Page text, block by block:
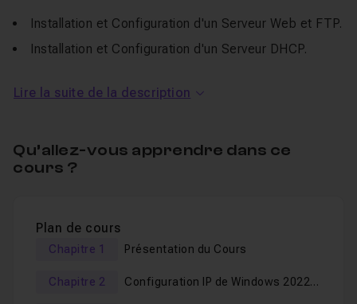
Installation et Configuration d'un Serveur Web et FTP.
Installation et Configuration d'un Serveur DHCP.
Installation et Configuration du Routage RIPv2.
Tests de Tous les services Réseau.
Des versions de Windows et des logiciels sont
disponibles en ligne pour une durée limitée, elles
peuvent être légèrement différentes de celles utilisées
Lire la suite de la description
Qu’allez-vous apprendre dans ce
cours ?
Plan de cours
Chapitre 1 Présentation du Cours
Chapitre 2
Configuration IP de Windows 2022